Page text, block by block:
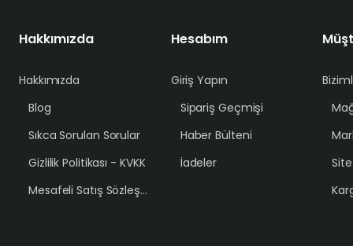
Hakkımızda
Hakkımızda
Blog
Sıkca Sorulan Sorular
Gizlilik Politikası - KVKK
Mesafeli Satış Sözleşmesi
Hesabım
Giriş Yapın
Sipariş Geçmişi
Haber Bülteni
İadeler